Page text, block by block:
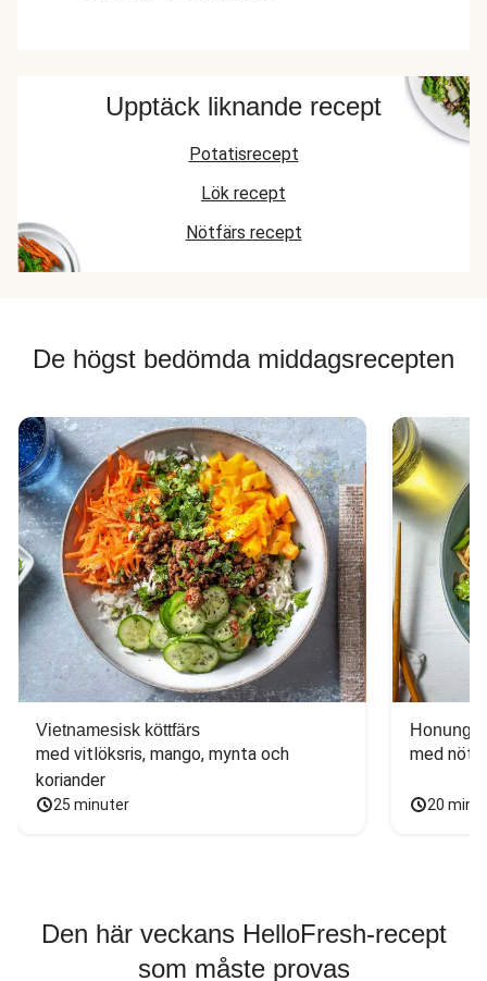
Upptäck liknande recept
Potatisrecept
Lök recept
Nötfärs recept
De högst bedömda middagsrecepten
Vietnamesisk köttfärs
med vitlöksris, mango, mynta och
koriander
25 minuter
med
20
Den här veckans HelloFresh-recept
som måste provas